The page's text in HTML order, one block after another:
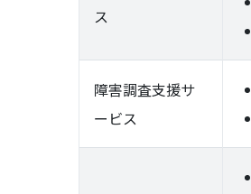
ス
障害調査支援サ
ービス